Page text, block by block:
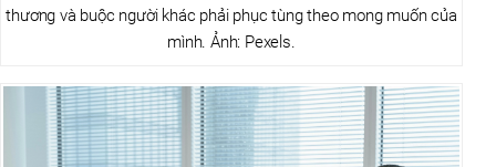
thương và buộc người khác phải phục tùng theo mong muốn của
mình. Ảnh: Pexels.